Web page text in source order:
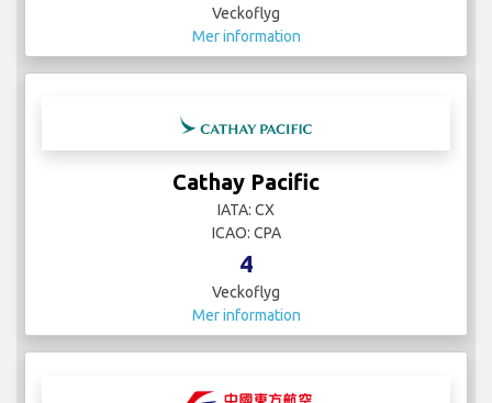
Veckoflyg
Mer information
Cathay Pacific
IATA: CX
ICAO: CPA
4
Veckoflyg
Mer information